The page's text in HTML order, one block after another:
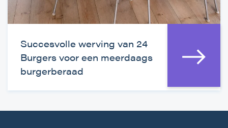
Succesvolle werving van 24
Burgers voor een meerdaags
burgerberaad